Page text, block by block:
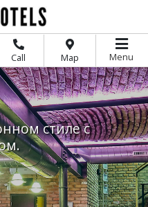
Call Map Menu
стиле с